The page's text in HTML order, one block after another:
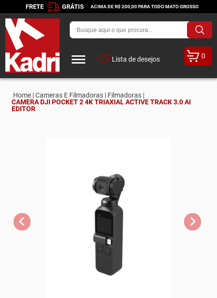
FRETE GRÁTIS ACIMA DE R$ 200,00 PARA TODO MATO GROSSO
Lista de desejos 0
Home |Cameras E Filmadoras | Filmadoras |
CAMERA DJI POCKET 2 4K TRIAXIAL ACTIVE TRACK 3.0 AI
EDITOR